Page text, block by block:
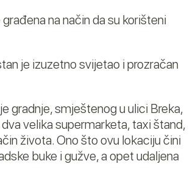
na način da su korišteni
je izuzetno svijetao i prozračan
gradnje, smještenog u ulici Breka,
velika supermarketa, taxi štand,
života. Ono što ovu lokaciju čini
buke i gužve, a opet udaljena